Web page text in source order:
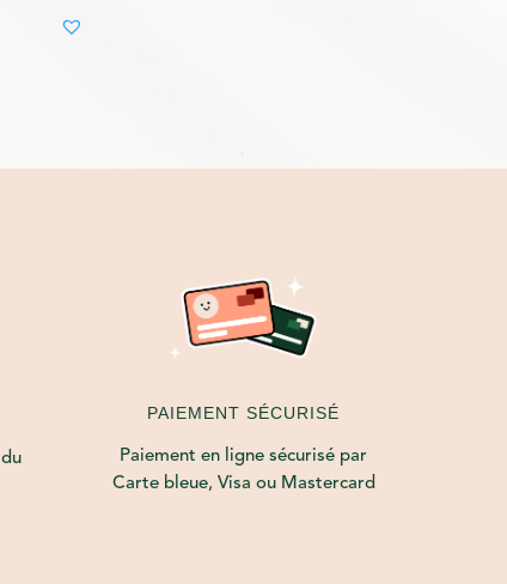
du
PAIEMENT SÉCURISÉ
Paiement en ligne sécurisé par
Carte bleue, Visa ou Mastercard